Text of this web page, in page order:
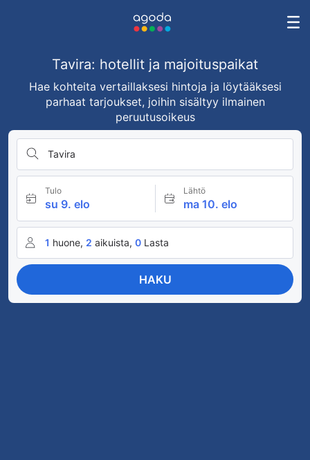
Tavira: hotellit ja majoituspaikat
Hae kohteita vertaillaksesi hintoja ja löytääksesi
parhaat tarjoukset, joihin sisältyy ilmainen
peruutusoikeus
Tavira
Tulo
su 9. elo
Lähtö
ma 10. elo
1 huone, 2 aikuista, 0 Lasta
HAKU